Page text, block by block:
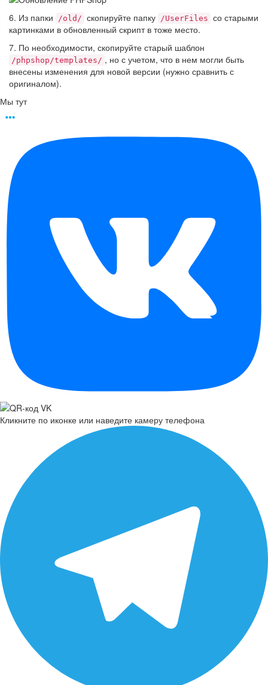
6. Из папки /old/ скопируйте папку /UserFiles со старыми
картинками в обновленный скрипт в тоже место.
7. По необходимости, скопируйте старый шаблон
/phpshop/templates/ , но с учетом, что в нем могли быть
внесены изменения для новой версии (нужно сравнить с
оригиналом).
Мы тут
Кликните по иконке или наведите камеру телефона